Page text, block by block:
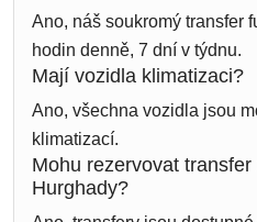
Ano, náš soukromý transfer
hodin denně, 7 dní v týdnu.
Mají vozidla klimatizaci?
Ano, všechna vozidla jsou
klimatizací.
Mohu rezervovat
Hurghady?